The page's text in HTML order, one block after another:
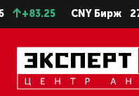
CNY Бирж 27.46